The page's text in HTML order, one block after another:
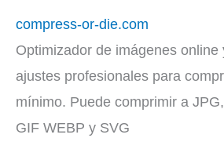
compress-or-die.com
Optimizador de imágenes online
ajustes profesionales para
mínimo. Puede comprimir a
GIF WEBP y SVG